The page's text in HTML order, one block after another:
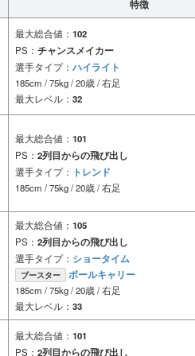
特徴
最大総合値： 102
PS： チャンスメイカー
選手タイプ： ハイライト
185cm / 75kg / 20歳 / 右足
最大レベル： 32
最大総合値： 101
PS： 2列目からの飛び出し
選手タイプ： トレンド
185cm / 75kg / 20歳 / 右足
最大総合値： 105
PS： 2列目からの飛び出し
選手タイプ： ショータイム
ブースター ボールキャリー
185cm / 75kg / 20歳 / 右足
最大レベル： 33
最大総合値： 101
PS： 2列目からの飛び出し